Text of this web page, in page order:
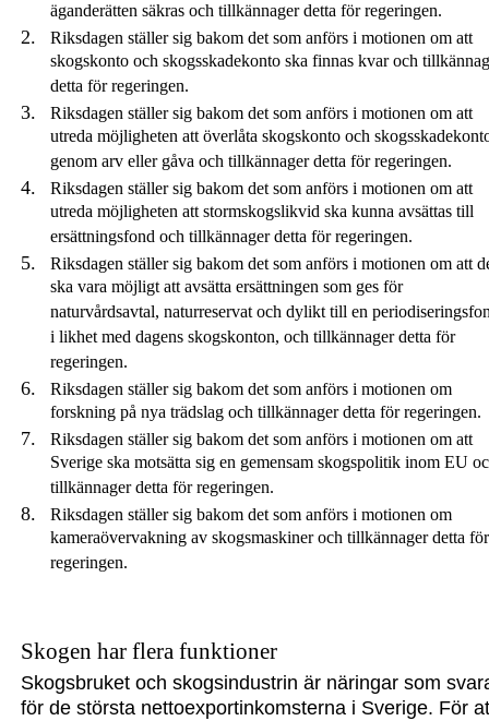
äganderätten säkras och tillkännager detta för regeringen.
Riksdagen ställer sig bakom det som anförs i motionen om att
skogskonto och skogsskadekonto ska finnas kvar och
detta för regeringen.
Riksdagen ställer sig bakom det som anförs i motionen om att
utreda möjligheten att överlåta skogskonto och
genom arv eller gåva och tillkännager detta för regeringen.
Riksdagen ställer sig bakom det som anförs i motionen om att
utreda möjligheten att stormskogslikvid ska kunna avsättas till
ersättningsfond och tillkännager detta för regeringen.
Riksdagen ställer sig bakom det som anförs i motionen om att
ska vara möjligt att avsätta ersättningen som ges för
naturvårdsavtal, naturreservat och dylikt till en
i likhet med dagens skogskonton, och tillkännager detta för
regeringen.
Riksdagen ställer sig bakom det som anförs i motionen om
forskning på nya trädslag och tillkännager detta för regeringen.
Riksdagen ställer sig bakom det som anförs i motionen om att
Sverige ska motsätta sig en gemensam skogspolitik inom EU
tillkännager detta för regeringen.
Riksdagen ställer sig bakom det som anförs i motionen om
kameraövervakning av skogsmaskiner och tillkännager detta för
regeringen.
Skogen har flera funktioner
Skogsbruket och skogsindustrin är näringar som
för de största nettoexportinkomsterna i Sverige. För